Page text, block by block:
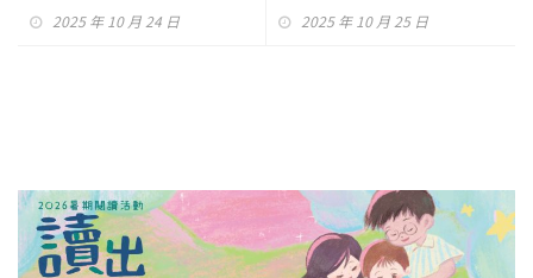
2025 年 10 月 24 日 2025 年 10 月 25 日